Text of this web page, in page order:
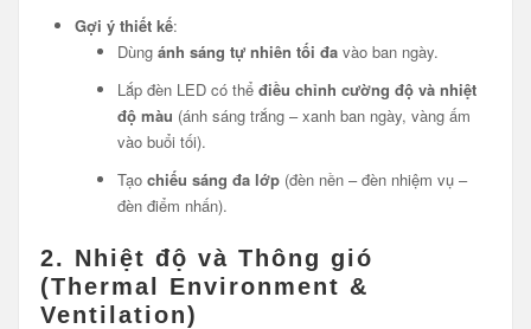
Gợi ý thiết kế:
Dùng ánh sáng tự nhiên tối đavào ban ngày.
Lắp đèn LED có thể điều chỉnh cường độ và nhiệt
độ màu (ánh sáng trắng – xanh ban ngày, vàng ấm
vào buổi tối).
Tạo chiếu sáng đa lớp(đèn nền – đèn nhiệm vụ –
đèn điểm nhấn).
2. Nhiệt độ và Thông gió
(Thermal Environment &
Ventilation)